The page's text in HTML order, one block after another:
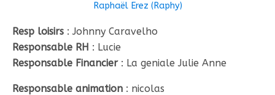
Raphaël Erez (Raphy)
Resp loisirs : Johnny Caravelho
Responsable RH : Lucie
Responsable Financier: La geniale Julie Anne
Responsable animation : nicolas